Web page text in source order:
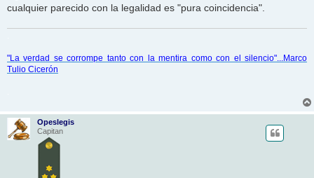
cualquier parecido con la legalidad es "pura coincidencia".
"La verdad se corrompe tanto con la mentira como con el silencio"...Marco
Tulio Cicerón
Opeslegis
Capitan